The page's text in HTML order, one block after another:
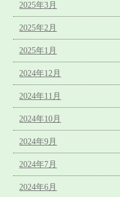
2025年3月
2025年2月
2025年1月
2024年12月
2024年11月
2024年10月
2024年9月
2024年7月
2024年6月